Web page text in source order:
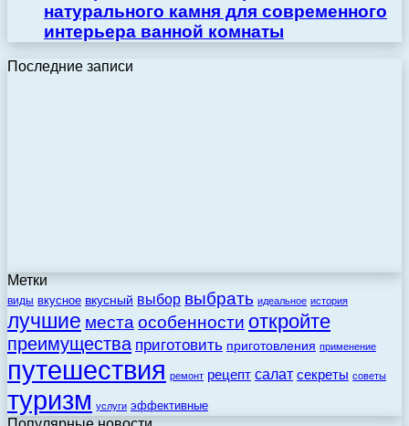
натурального камня для современного
интерьера ванной комнаты
Последние записи
Метки
виды вкусное вкусный выбор выбрать идеальное история
лучшие местаособенности откройте
преимущества приготовить приготовления применение
путешествия ремонт рецепт салат секреты советы
туризм услуги эффективные